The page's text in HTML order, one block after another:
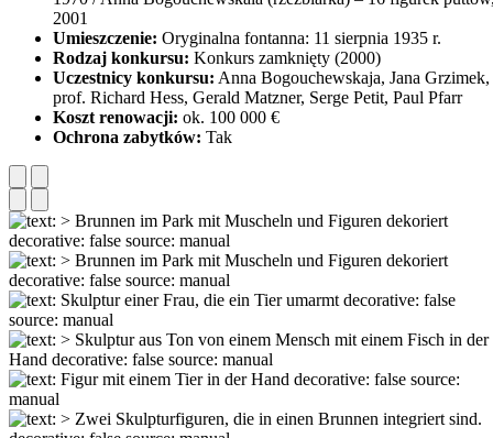
2001
Umieszczenie: Oryginalna fontanna: 11 sierpnia 1935 r.
Rodzaj konkursu: Konkurs zamknięty (2000)
Uczestnicy konkursu: Anna Bogouchewskaja, Jana Grzimek,
prof. Richard Hess, Gerald Matzner, Serge Petit, Paul Pfarr
Koszt renowacji: ok. 100 000 €
Ochrona zabytków: Tak